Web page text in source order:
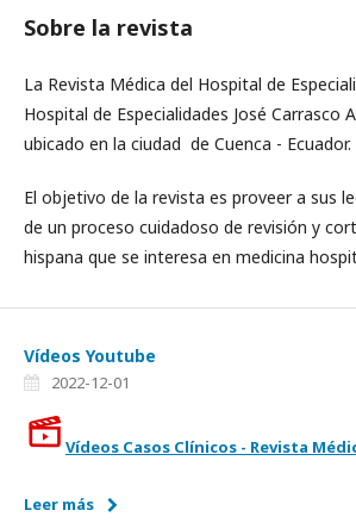
Sobre la revista
La Revista Médica del Hospital de
Hospital de Especialidades José
ubicado en la ciudad de Cuenca - Ecuador.
El objetivo de la revista es proveer a sus
de un proceso cuidadoso de revisión y
hispana que se interesa en medicina
Vídeos Youtube
2022-12-01
Vídeos Casos Clínicos - Revista
Leer más